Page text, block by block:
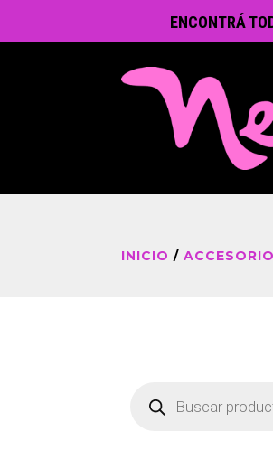
ENCONTRÁ
INICIO /
productos